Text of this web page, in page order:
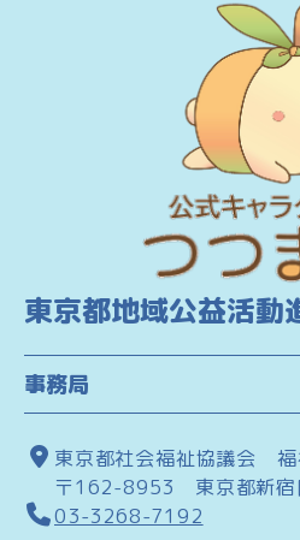
東京都地域公益活動
事務局
東京都社会福祉協議会
〒162-8953 東京都新宿
03-3268-7192